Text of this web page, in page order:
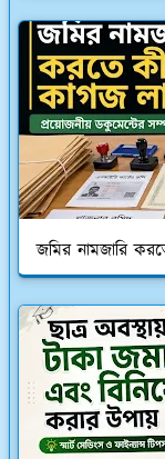
জমির নামজারি